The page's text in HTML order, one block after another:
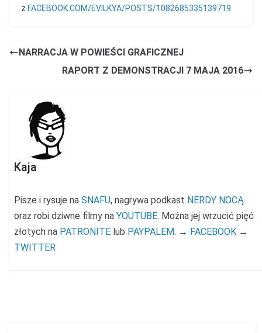
z FACEBOOK.COM/EVILKYA/POSTS/1082685335139719
NARRACJA W POWIEŚCI GRAFICZNEJ
RAPORT Z DEMONSTRACJI 7 MAJA 2016
Kaja
Pisze i rysuje naSNAFU, nagrywa podkast NERDY NOCĄ
oraz robi dziwne filmy naYOUTUBE. Można jej wrzucić pięć
złotych na PATRONITE lub PAYPALEM. → FACEBOOK →
TWITTER